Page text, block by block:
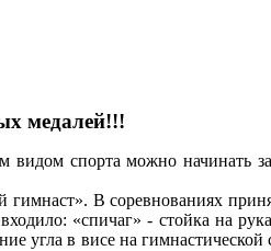
медалей!!!
спорта можно начинать
В соревнованиях
«спичаг» - стойка на
в висе на